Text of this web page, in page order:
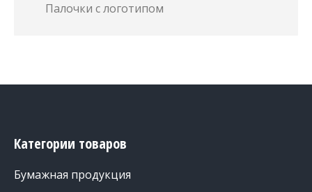
Палочки с логотипом
Категории товаров
Бумажная продукция